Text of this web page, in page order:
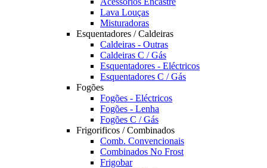
Lava Louças
Misturadoras
Esquentadores / Caldeiras
Caldeiras - Outras
Caldeiras C / Gás
Esquentadores - Eléctricos
Esquentadores C / Gás
Fogões
Fogões - Eléctricos
Fogões - Lenha
Fogões C / Gás
Frigorificos / Combinados
Comb. Convencionais
Combinados No Frost
Frigobar